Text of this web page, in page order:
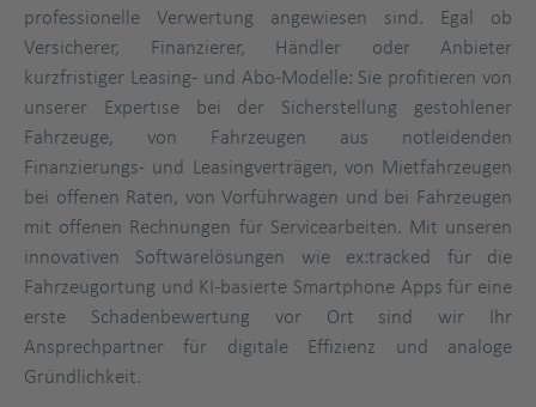
professionelle Verwertung angewiesen sind. Egal ob
Versicherer, Finanzierer, Händler oder Anbieter
kurzfristiger Leasing- und Abo-Modelle: Sie profitieren von
unserer Expertise bei der Sicherstellung gestohlener
Fahrzeuge, von Fahrzeugen aus notleidenden
Finanzierungs- und Leasingverträgen, von Mietfahrzeugen
bei offenen Raten, von Vorführwagen und bei Fahrzeugen
mit offenen Rechnungen für Servicearbeiten. Mit unseren
innovativen Softwarelösungen wie ex:tracked für die
Fahrzeugortung und KI-basierte Smartphone Apps für eine
erste Schadenbewertung vor Ort sind wir Ihr
Ansprechpartner für digitale Effizienz und analoge
Gründlichkeit.